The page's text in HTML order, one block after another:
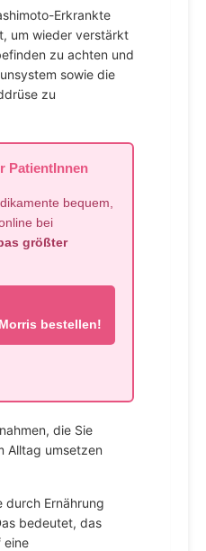
Erkrankte
um wieder verstärkt
zu achten und
sowie die
zu
PatientInnen
bequem,
bei
größter
bestellen!
die Sie
Alltag umsetzen
durch Ernährung
bedeutet, das
eine